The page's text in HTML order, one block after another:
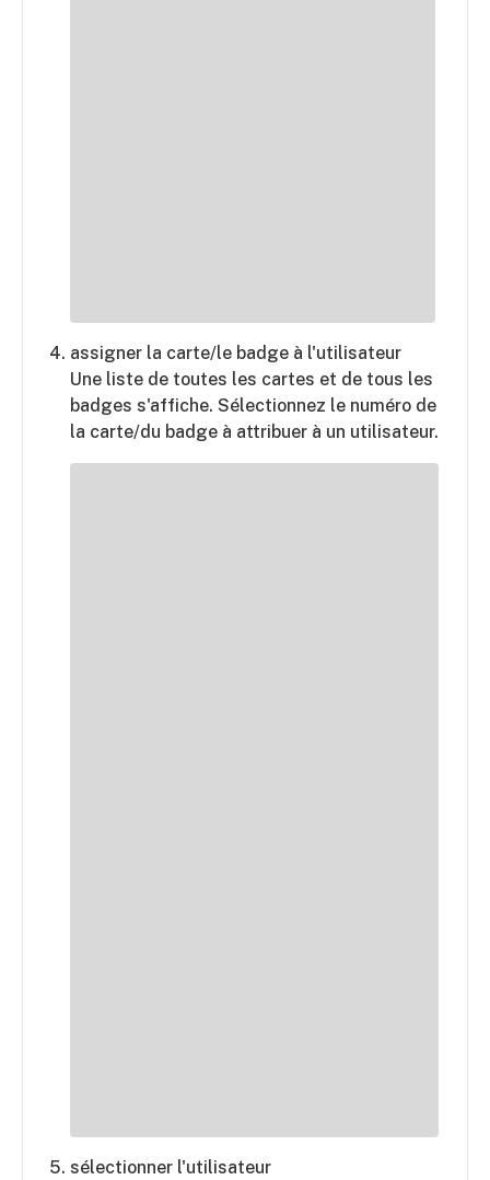
assigner la carte/le badge à l'utilisateur
Une liste de toutes les cartes et de tous les
badges s'affiche. Sélectionnez le numéro de
la carte/du badge à attribuer à un utilisateur.
sélectionner l'utilisateur